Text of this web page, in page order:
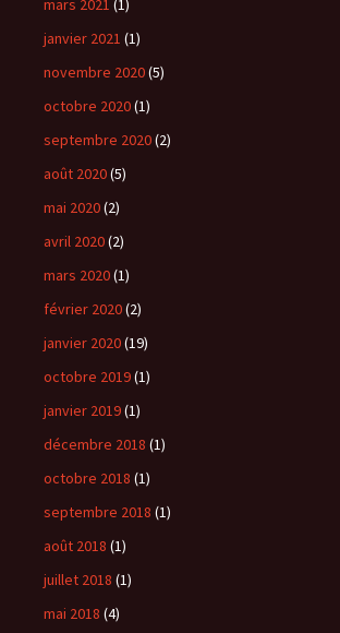
mars 2021 (1)
janvier 2021 (1)
novembre 2020(5)
octobre 2020(1)
septembre 2020(2)
août 2020(5)
mai 2020(2)
avril 2020(2)
mars 2020(1)
février 2020(2)
janvier 2020(19)
octobre 2019(1)
janvier 2019(1)
décembre 2018 (1)
octobre 2018 (1)
septembre 2018 (1)
août 2018 (1)
juillet 2018 (1)
mai 2018 (4)